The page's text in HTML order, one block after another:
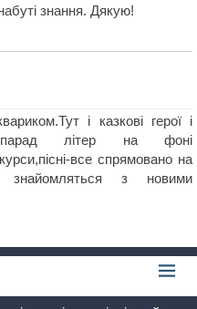
знання. Дякую!
і казкові герої і
парад літер на фоні
все спрямовано на
знайомляться з новими